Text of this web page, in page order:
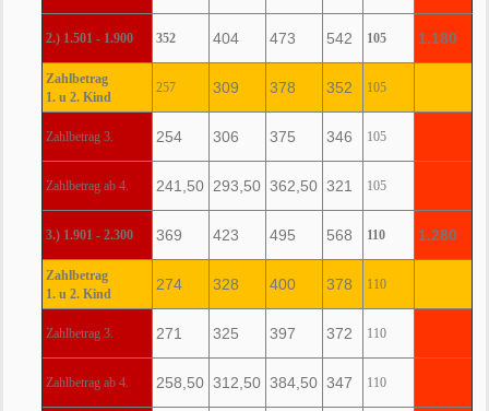
2.) 1.501 - 1.900 352 404 473 542 105 1.180
Zahlbetrag
1. u 2. Kind
257 309 378 352 105
Zahlbetrag 3. 254 306 375 346 105
Zahlbetrag ab 4. 241,50 293,50 362,50 321 105
3.) 1.901 - 2.300 369 423 495 568 110 1.280
Zahlbetrag
1. u 2. Kind
274 328 400 378 110
Zahlbetrag 3. 271 325 397 372 110
Zahlbetrag ab 4. 258,50 312,50 384,50 347 110